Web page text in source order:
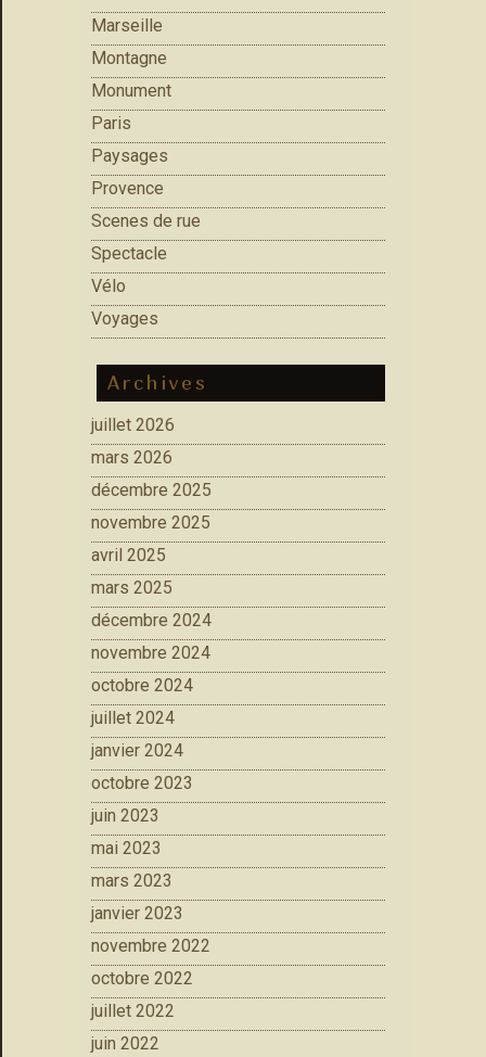
Marseille
Montagne
Monument
Paris
Paysages
Provence
Scenes de rue
Spectacle
Vélo
Voyages
Archives
juillet 2026
mars 2026
décembre 2025
novembre 2025
avril 2025
mars 2025
décembre 2024
novembre 2024
octobre 2024
juillet 2024
janvier 2024
octobre 2023
juin 2023
mai 2023
mars 2023
janvier 2023
novembre 2022
octobre 2022
juillet 2022
juin 2022